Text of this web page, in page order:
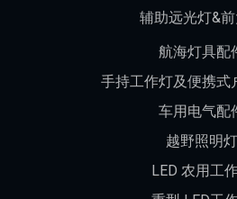
辅助远光灯&
航海灯具配
手持工作灯及便携式
车用电气配
越野照明灯
LED 农用工